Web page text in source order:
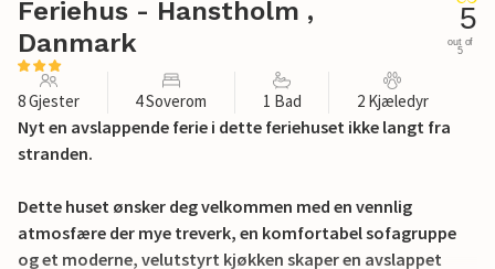
Feriehus - Hanstholm ,
Danmark
5
out of
5
8 Gjester 4 Soverom 1 Bad 2 Kjæledyr
Nyt en avslappende ferie i dette feriehuset ikke langt fra
stranden.
Dette huset ønsker deg velkommen med en vennlig
atmosfære der mye treverk, en komfortabel sofagruppe
og et moderne, velutstyrt kjøkken skaper en avslappet